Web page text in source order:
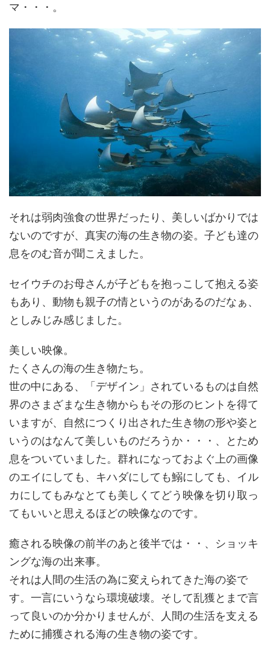
マ・・・。
それは弱肉強食の世界だったり、美しいばかりでは
ないのですが、真実の海の生き物の姿。子ども達の
息をのむ音が聞こえました。
セイウチのお母さんが子どもを抱っこして抱える姿
もあり、動物も親子の情というのがあるのだなぁ、
としみじみ感じました。
美しい映像。
たくさんの海の生き物たち。
世の中にある、「デザイン」されているものは自然
界のさまざまな生き物からもその形のヒントを得て
いますが、自然につくり出された生き物の形や姿と
いうのはなんて美しいものだろうか・・・、とため
息をついていました。群れになっておよぐ上の画像
のエイにしても、キハダにしても鰯にしても、イル
カにしてもみなとても美しくてどう映像を切り取っ
てもいいと思えるほどの映像なのです。
癒される映像の前半のあと後半では・・、ショッキ
ングな海の出来事。
それは人間の生活の為に変えられてきた海の姿で
す。一言にいうなら環境破壊。そして乱獲とまで言
って良いのか分かりませんが、人間の生活を支える
ために捕獲される海の生き物の姿です。